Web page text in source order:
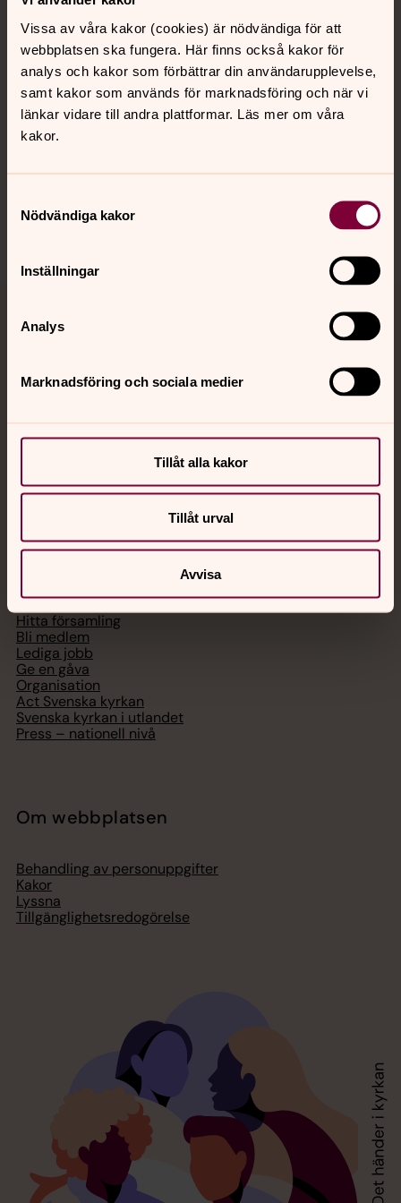
Vissa av våra kakor (cookies) är nödvändiga för att
webbplatsen ska fungera. Här finns också kakor för
analys och kakor som förbättrar din användarupplevelse,
samt kakor som används för marknadsföring och när vi
länkar vidare till andra plattformar. Läs mer om våra
kakor.
Nödvändiga kakor
Inställningar
Analys
Marknadsföring och sociala medier
Tillåt alla kakor
Tillåt urval
Avvisa
Kalender
Hitta snabbt
Jourhavande präst
Akut samtals- och krisstöd. Prata eller chatta anonymt
med en präst på kvällar och nätter.
Chatt
Telefon 112
Hitta församling
Bli medlem
Lediga jobb
Ge en gåva
Organisation
Act Svenska kyrkan
Svenska kyrkan i utlandet
Press – nationell nivå
Om webbplatsen
Behandling av personuppgifter
Kakor
Lyssna
Tillgänglighetsredogörelse